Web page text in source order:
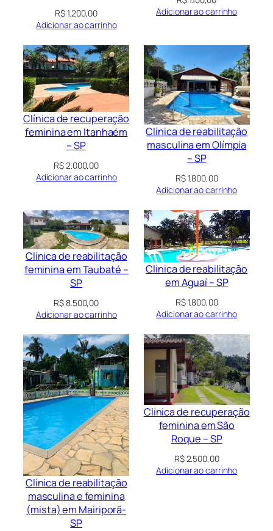
R$1.200,00
Adicionar ao carrinho
Adicionar ao carrinho
Clínica de recuperação
feminina em Itanhaém
– SP
R$2.000,00
Adicionar ao carrinho
Clínica de reabilitação
masculina em Olímpia
– SP
R$1.800,00
Adicionar ao carrinho
Clínica de reabilitação
feminina em Taubaté –
SP
R$8.500,00
Adicionar ao carrinho
Clínica de reabilitação
em Aguaí – SP
R$1.800,00
Adicionar ao carrinho
Clínica de reabilitação
masculina e feminina
(mista) em Mairiporã-
SP
Clínica de recuperação
feminina em São
Roque – SP
R$2.500,00
Adicionar ao carrinho